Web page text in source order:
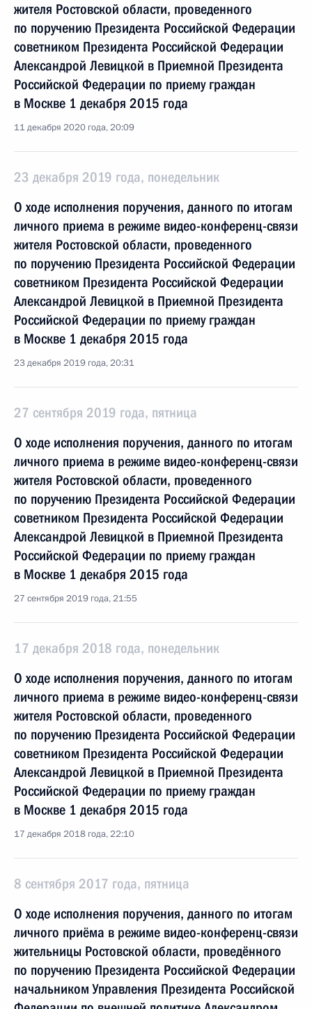
жителя Ростовской области, проведенного
по поручению Президента Российской Федерации
советником Президента Российской Федерации
Александрой Левицкой в Приемной Президента
Российской Федерации по приему граждан
в Москве 1 декабря 2015 года
11 декабря 2020 года, 20:09
23 декабря 2019 года, понедельник
О ходе исполнения поручения, данного по итогам
личного приема в режиме видео-конференц-связи
жителя Ростовской области, проведенного
по поручению Президента Российской Федерации
советником Президента Российской Федерации
Александрой Левицкой в Приемной Президента
Российской Федерации по приему граждан
в Москве 1 декабря 2015 года
23 декабря 2019 года, 20:31
27 сентября 2019 года, пятница
О ходе исполнения поручения, данного по итогам
личного приема в режиме видео-конференц-связи
жителя Ростовской области, проведенного
по поручению Президента Российской Федерации
советником Президента Российской Федерации
Александрой Левицкой в Приемной Президента
Российской Федерации по приему граждан
в Москве 1 декабря 2015 года
27 сентября 2019 года, 21:55
17 декабря 2018 года, понедельник
О ходе исполнения поручения, данного по итогам
личного приема в режиме видео-конференц-связи
жителя Ростовской области, проведенного
по поручению Президента Российской Федерации
советником Президента Российской Федерации
Александрой Левицкой в Приемной Президента
Российской Федерации по приему граждан
в Москве 1 декабря 2015 года
17 декабря 2018 года, 22:10
8 сентября 2017 года, пятница
О ходе исполнения поручения, данного по итогам
личного приёма в режиме видео-конференц-связи
жительницы Ростовской области, проведённого
по поручению Президента Российской Федерации
начальником Управления Президента Российской